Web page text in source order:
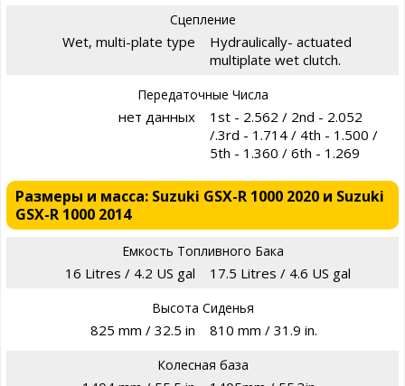
Сцепление
Wet, multi-plate type
Hydraulically- actuated
multiplate wet clutch.
Передаточные Числа
нет данных
1st - 2.562 / 2nd - 2.052
/.3rd - 1.714 / 4th - 1.500 /
5th - 1.360 / 6th - 1.269
Размеры и масса: Suzuki GSX-R 1000 2020 и Suzuki
GSX-R 1000 2014
Емкость Топливного Бака
16 Litres / 4.2 US gal 17.5 Litres / 4.6 US gal
Высота Сиденья
825 mm / 32.5 in 810 mm / 31.9 in.
Колесная база